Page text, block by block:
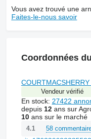
Vous avez trouvé une
Faites-le-nous savoir
Coordonnées
Vendeur vérifié
En stock: 27422
depuis 12ans sur
10ans sur le marché
4.1 58